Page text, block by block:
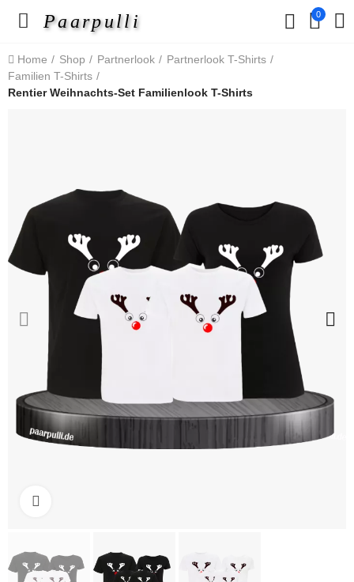
Paarpulli 0
Home Shop Partnerlook
Partnerlook T-Shirts
Familien T-Shirts
Rentier Weihnachts-Set Familienlook T-Shirts